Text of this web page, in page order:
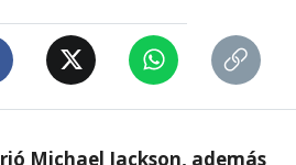
Michael Jackson, además